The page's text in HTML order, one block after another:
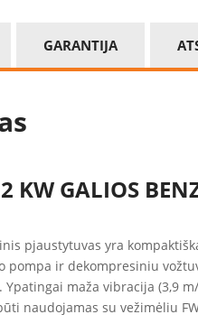
GARANTIJA
KW GALIOS
pjaustytuvas yra
pompa ir dekompresiniu
maža vibracija (3,9
naudojamas su vežimėliu